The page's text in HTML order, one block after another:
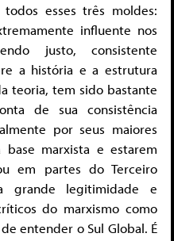
esses três moldes:
influente nos
justo, consistente
a história e a estrutura
teoria, tem sido bastante
de sua consistência
por seus maiores
marxista e estarem
em partes do Terceiro
grande legitimidade e
do marxismo como
entender o Sul Global. É